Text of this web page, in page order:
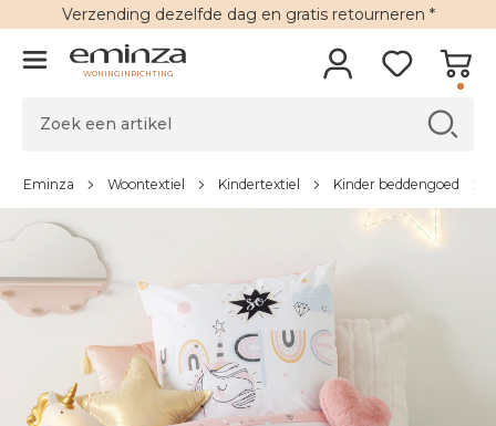
Verzending dezelfde dag en gratis retourneren *
WONINGINRICHTING
Eminza Woontextiel Kindertextiel Kinder beddengoed